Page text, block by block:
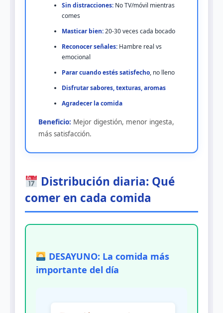
Sin distracciones: No TV/móvil mientras
comes
Masticar bien:20-30 veces cada bocado
Reconocer señales: Hambre real vs
emocional
Parar cuando estés satisfecho, no lleno
Disfrutar sabores, texturas, aromas
Agradecer la comida
Beneficio: Mejor digestión, menor ingesta,
más satisfacción.
Distribución diaria: Qué
comer en cada comida
DESAYUNO: La comida más
importante del día